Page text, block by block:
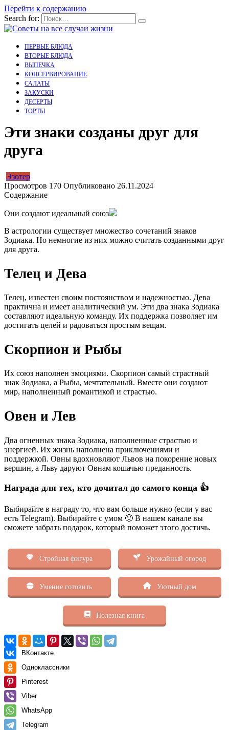
Перейти к содержанию
Search for:
ПЕРВЫЕ БЛЮДА
ВТОРЫЕ БЛЮДА
ВЫПЕЧКА
КОНСЕРВИРОВАНИЕ
САЛАТЫ
ЗАКУСКИ
ДЕСЕРТЫ
ТОРТЫ
Эти знаки созданы друг для
друга
Эзотер
Просмотров 170 Опубликовано 26.11.2024
Содержание
Они создают идеальный союз
В астрологии существует множество сочетаний знаков
Зодиака. Но немногие из них можно считать созданными друг
для друга.
Телец и Дева
Телец, известен своим постоянством и надежностью. Дева
практична и имеет аналитический ум. Эти два знака Зодиака
составляют идеальную команду. Их поддержка позволяет им
достигать целей и радоваться простым вещам.
Скорпион и Рыбы
Их союз наполнен эмоциями. Скорпион самый страстный
знак Зодиака, а Рыбы, мечтательный. Вместе они создают
мир, наполненный романтикой и страстью.
Овен и Лев
Два огненных знака Зодиака, наполненные страстью и
энергией. Их жизнь наполнена приключениями и
поддержкой. Овны вдохновляют Львов на покорение новых
вершин, а Льву даруют Овнам кошачью преданность.
Награда для тех, кто дочитал до самого конца 👍
Выбирайте в награду то, что вам больше нужно (если у вас
есть Telegram). Выбирайте с умом 🙂 В нашем канале вы
сможете забрать подарок, который поможет этого достичь.
Стройная фигура Урожайный огород
Умение готовить Уютный дом
Полезная книга
ВКонтакте
Одноклассники
Pinterest
Viber
WhatsApp
Telegram